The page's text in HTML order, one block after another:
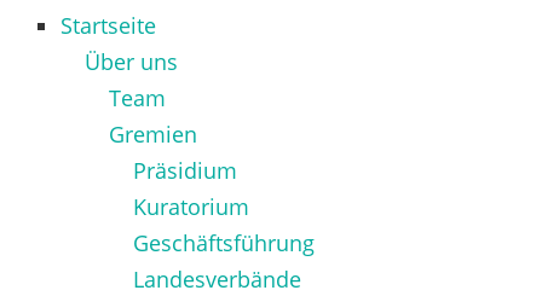
Startseite
Über uns
Team
Gremien
Präsidium
Kuratorium
Geschäftsführung
Landesverbände